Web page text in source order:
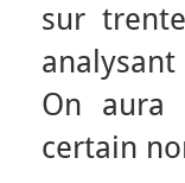
sur
On aura
certain